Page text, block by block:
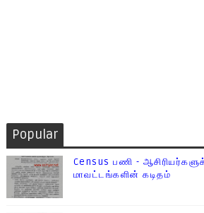
Popular
Census பணி -
மாவட்டங்களின் கடிதம்